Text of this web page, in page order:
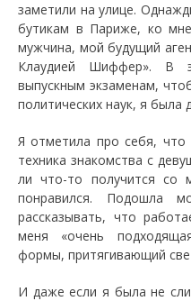
заметили на улице.
бутикам в Париже, ко
мужчина, мой будущий
Клаудией Шиффер». В
выпускным экзаменам,
политических наук, я
Я отметила про себя, что
техника знакомства с
ли что-то получится
понравился. Подошла
рассказывать, что
меня «очень
формы, притягивающий
И даже если я была не